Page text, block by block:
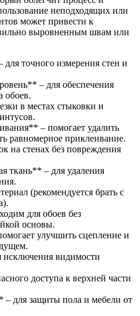
неподходящих или
может привести к
выровненным швам или
точного измерения стен и
– для обеспечения
обоев.
в местах стыковки и
– помогает удалить
равномерное приклеивание.
стенах без повреждения
ткань** – для удаления
(рекомендуется брать с
для обоев без
основы.
улучшить сцепление и
видимости
доступа к верхней части
для защиты пола и мебели от